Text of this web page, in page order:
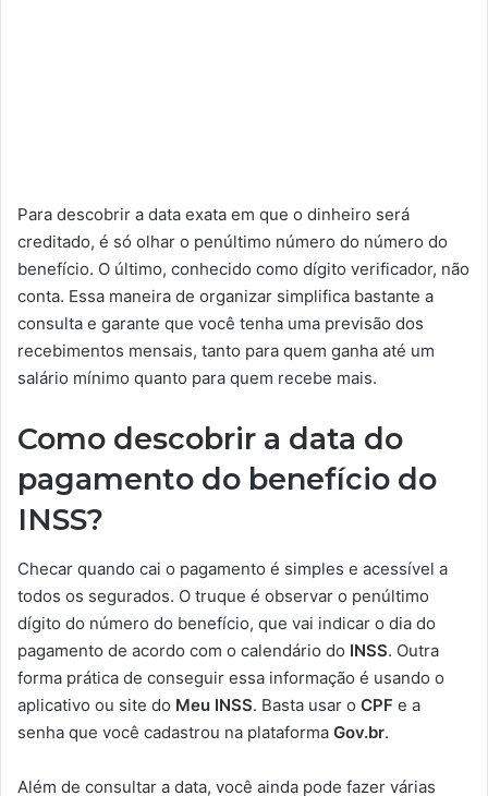
Para descobrir a data exata em que o dinheiro será
creditado, é só olhar o penúltimo número do número do
benefício. O último, conhecido como dígito verificador, não
conta. Essa maneira de organizar simplifica bastante a
consulta e garante que você tenha uma previsão dos
recebimentos mensais, tanto para quem ganha até um
salário mínimo quanto para quem recebe mais.
Como descobrir a data do
pagamento do benefício do
INSS?
Checar quando cai o pagamento é simples e acessível a
todos os segurados. O truque é observar o penúltimo
dígito do número do benefício, que vai indicar o dia do
pagamento de acordo com o calendário do INSS. Outra
forma prática de conseguir essa informação é usando o
aplicativo ou site do Meu INSS. Basta usar o CPF e a
senha que você cadastrou na plataforma Gov.br.
Além de consultar a data, você ainda pode fazer várias